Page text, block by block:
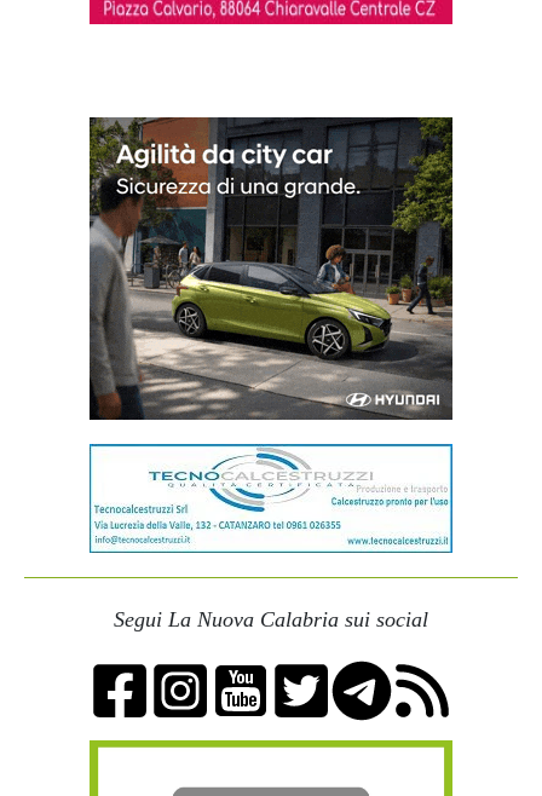
Segui La Nuova Calabria sui social